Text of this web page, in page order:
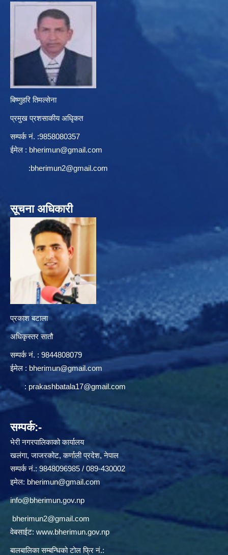
बिष्णुहरि तिमल्सेना
प्रमुख प्रशसाकीय अधिृकत
सम्पर्क न‌ं. :9858080357
ईमेल : bherimun@gmail.com
:bherimun2@gmail.com
सूचना अधिकारी
प्रकाश बटाला
अधिकृस्तर सातौ
सम्पर्क न‌ं. : 9844808079
ईमेल : bherimun@gmail.com
: prakashbatala17@gmail.com
सम्पर्क:-
भेरी नगरपालिकाको कार्यालय
खलंगा, जाजरकोट, कर्णाली प्रदेश, नेपाल
सम्पर्क नं.: 9848096985 / 089-430002
इमेल: bherimun@gmail.com
info@bherimun.gov.np
bherimun2@gmail.com
वेबसाईट: www.bherimun.gov.np
बालबालिका सम्बन्धिको टोल फ्रि नं.: